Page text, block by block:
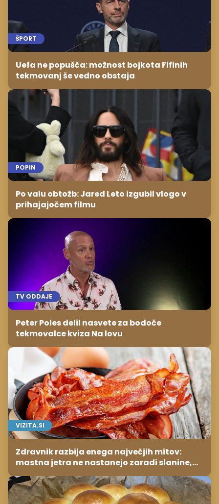
ŠPORT
Uefa ne popušča: možnost bojkota Fifinih
tekmovanj še vedno obstaja
POPIN
Po valu obtožb: Jared Leto izgubil vlogo v
prihajajočem filmu
TV ODDAJE
Peter Poles delil nasvete za bodoče
tekmovalce kviza Na lovu
VIZITA.SI
Zdravnik razbija enega največjih mitov:
mastna jetra ne nastanejo zaradi slanine,
temveč zaradi živila, ki ga imamo vsi radi